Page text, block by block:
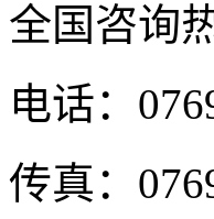
全国咨询
电话：
传真：